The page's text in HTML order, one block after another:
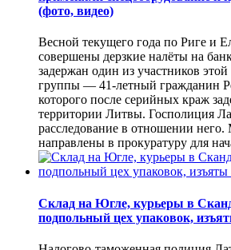
(фото, видео)
Весной текущего года по Риге и
совершены дерзкие налёты на
задержан один из участников
группы — 41-летный гражданин
которого после серийных краж
территории Литвы. Госполиция
расследование в отношении
направлены в прокуратуру для
Склад на Югле, курьеры в
подпольный цех упаковок,